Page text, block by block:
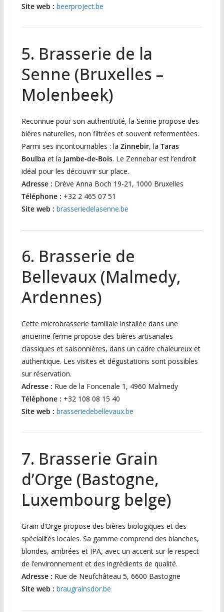
Site web : beerproject.be
5. Brasserie de la
Senne (Bruxelles –
Molenbeek)
Reconnue pour son authenticité, la Senne propose des
bières naturelles, non filtrées et souvent refermentées.
Parmi ses incontournables : la Zinnebir, la Taras
Boulba et la Jambe-de-Bois. Le Zennebar est l’endroit
idéal pour les découvrir sur place.
Adresse : Drève Anna Boch 19-21, 1000 Bruxelles
Téléphone : +32 2 465 07 51
Site web : brasseriedelasenne.be
6. Brasserie de
Bellevaux (Malmedy,
Ardennes)
Cette microbrasserie familiale installée dans une
ancienne ferme propose des bières artisanales
classiques et saisonnières, dans un cadre chaleureux et
authentique. Les visites et dégustations sont possibles
sur réservation.
Adresse : Rue de la Foncenale 1, 4960 Malmedy
Téléphone : +32 108 08 15 40
Site web : brasseriedebellevaux.be
7. Brasserie Grain
d’Orge (Bastogne,
Luxembourg belge)
Grain d’Orge propose des bières biologiques et des
spécialités locales. Sa gamme comprend des blanches,
blondes, ambrées et IPA, avec un accent sur le respect
de l’environnement et des ingrédients de qualité.
Adresse : Rue de Neufchâteau 5, 6600 Bastogne
Site web : braugrainsdor.be